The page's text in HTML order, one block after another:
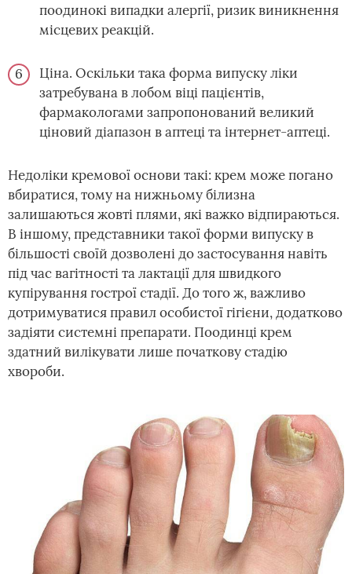
поодинокі випадки алергії, ризик виникнення
місцевих реакцій.
Ціна. Оскільки така форма випуску ліки
затребувана в лобом віці пацієнтів,
фармакологами запропонований великий
ціновий діапазон в аптеці та інтернет-аптеці.
Недоліки кремової основи такі: крем може погано
вбиратися, тому на нижньому білизна
залишаються жовті плями, які важко відпираються.
В іншому, представники такої форми випуску в
більшості своїй дозволені до застосування навіть
під час вагітності та лактації для швидкого
купірування гострої стадії. До того ж, важливо
дотримуватися правил особистої гігієни, додатково
задіяти системні препарати. Поодинці крем
здатний вилікувати лише початкову стадію
хвороби.